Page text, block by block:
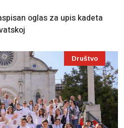
oglas za upis kadeta
Društvo